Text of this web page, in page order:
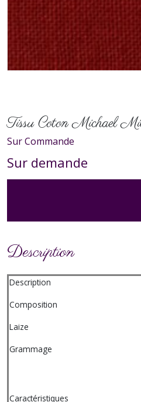
Tissu Coton Michael
Sur Commande
Sur demande
Description
Description
Composition
Laize
Grammage
Caractéristiques